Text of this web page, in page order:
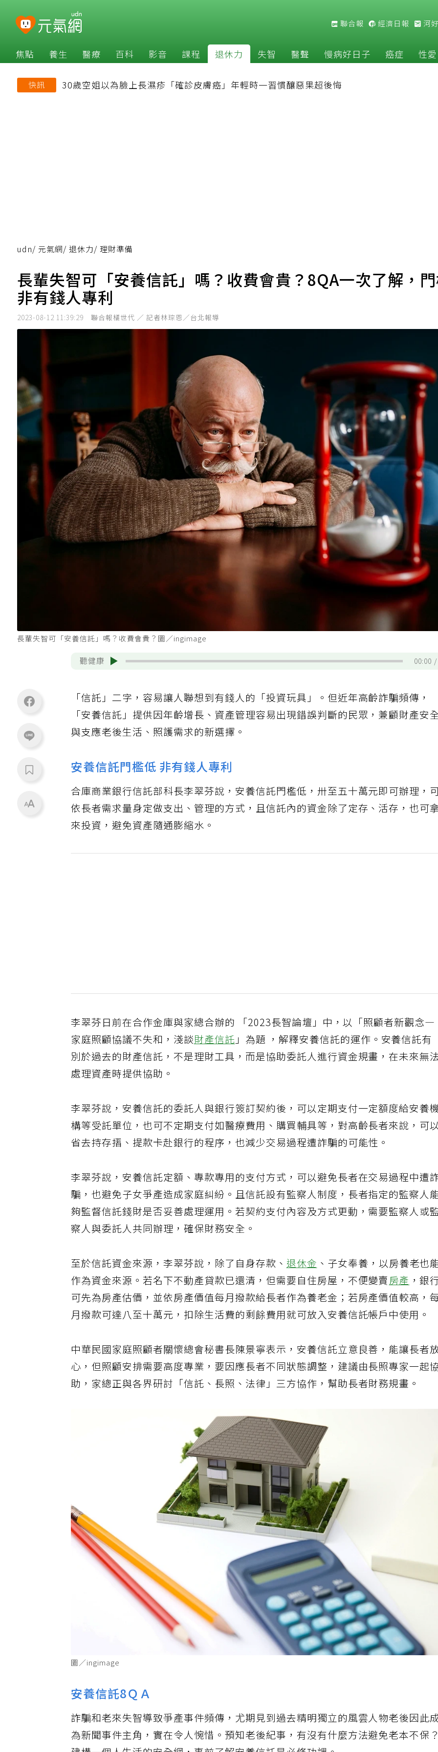
聯合報 經濟日報 河
焦點 養生 醫療 百科 影音 課程 退休力 失智 醫聲 慢病好日子 癌症 性愛
快訊 30歲空姐以為臉上長濕疹「確診皮膚癌」年輕時一習慣釀惡果超後悔
udn/ 元氣網/ 退休力/ 理財準備
長輩失智可「安養信託」嗎？收費會貴？8QA一次了解，
非有錢人專利
2023-08-12 11:39:29 聯合報橘世代 ／ 記者林琮恩／台北報導
長輩失智可「安養信託」嗎？收費會貴？圖／ingimage
聽健康 00:00
「信託」二字，容易讓人聯想到有錢人的「投資玩具」。但近年高齡詐騙頻傳，
「安養信託」提供因年齡增長、資產管理容易出現錯誤判斷的民眾，兼顧財產安
與支應老後生活、照護需求的新選擇。
安養信託門檻低 非有錢人專利
合庫商業銀行信託部科長李翠芬說，安養信託門檻低，卅至五十萬元即可辦理，
依長者需求量身定做支出、管理的方式，且信託內的資金除了定存、活存，也可
來投資，避免資產隨通膨縮水。
李翠芬日前在合作金庫與家總合辦的 「2023長智論壇」中，以「照顧者新觀念—
家庭照顧協議不失和，淺談財產信託」為題 ，解釋安養信託的運作。安養信託有
別於過去的財產信託，不是理財工具，而是協助委託人進行資金規畫，在未來無
處理資產時提供協助。
李翠芬說，安養信託的委託人與銀行簽訂契約後，可以定期支付一定額度給安養
構等受託單位，也可不定期支付如醫療費用、購買輔具等，對高齡長者來說，可
省去持存摺、提款卡赴銀行的程序，也減少交易過程遭詐騙的可能性。
李翠芬說，安養信託定額、專款專用的支付方式，可以避免長者在交易過程中遭
騙，也避免子女爭產造成家庭糾紛。且信託設有監察人制度，長者指定的監察人
夠監督信託錢財是否妥善處理運用。若契約支付內容及方式更動，需要監察人或
察人與委託人共同辦理，確保財務安全。
至於信託資金來源，李翠芬說，除了自身存款、退休金 、子女奉養，以房養老也
作為資金來源。若名下不動產貸款已還清，但需要自住房屋，不便變賣房產 ，銀
可先為房產估價，並依房產價值每月撥款給長者作為養老金；若房產價值較高，
月撥款可達八至十萬元，扣除生活費的剩餘費用就可放入安養信託帳戶中使用。
中華民國家庭照顧者關懷總會秘書長陳景寧表示，安養信託立意良善，能讓長者
心，但照顧安排需要高度專業，要因應長者不同狀態調整，建議由長照專家一起
助，家總正與各界研討「信託、長照、法律」三方協作，幫助長者財務規畫。
安養信託8ＱＡ
詐騙和老來失智導致爭產事件頻傳，尤期見到過去精明獨立的風雲人物老後因此
為新聞事件主角，實在令人惋惜。預知老後紀事，有沒有什麼方法避免老本不保